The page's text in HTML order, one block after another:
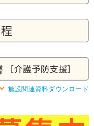
施設関連資料ダウンロード